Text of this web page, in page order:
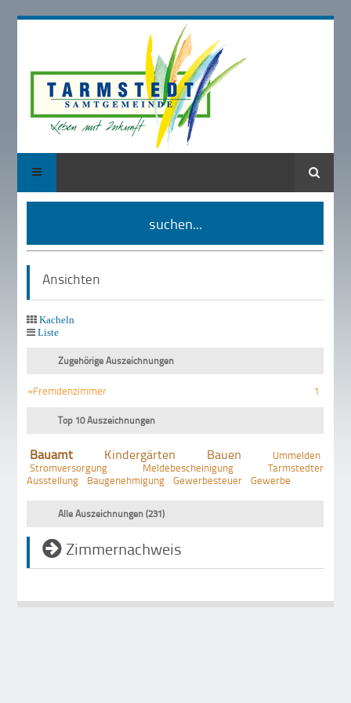
Suche
suchen...
Ansichten
Kacheln
Liste
Zugehörige Auszeichnungen
+Fremdenzimmer 1
Top 10 Auszeichnungen
Bauamt Kindergärten Bauen
Ummelden
Stromversorgung
Meldebescheinigung
Tarmstedter
Ausstellung
Baugenehmigung Gewerbesteuer Gewerbe
Alle Auszeichnungen (231)
Zimmernachweis